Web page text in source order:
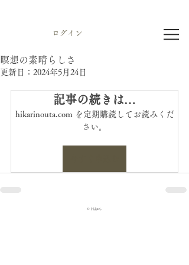
ログイン
瞑想の素晴らしさ
更新日： 2024年5月24日
記事の続きは…
hikarinouta.com を定期購読してお読みくだ
さい。
© Hikari.